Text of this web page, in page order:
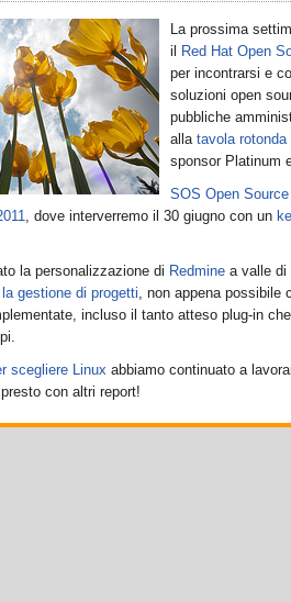
La prossima
il
Red Hat Open
per incontrarsi e
soluzioni open
pubbliche
alla tavola rotonda
sponsor Platinum
SOS Open Source
, dove interverremo il 30 giugno con un
la personalizzazione di Redmine a valle di
gestione di progetti, non appena possibile
incluso il tanto atteso plug-in
scegliere Linux abbiamo continuato a
con altri report!